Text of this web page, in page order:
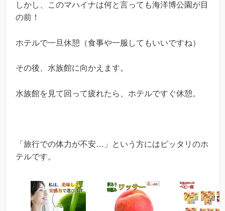
しかし、このマハイナは何と言っても海洋博公園が目
の前！
ホテルで一旦休憩（食事や一服してもいいですね）
その後、水族館に向かえます。
水族館を見て回って疲れたら、ホテルですぐ休憩。
「旅行での体力が不安…」という方にはピッタリのホ
テルです。